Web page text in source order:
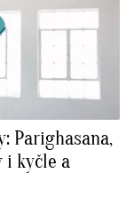
Parighasana,
i kyčle a